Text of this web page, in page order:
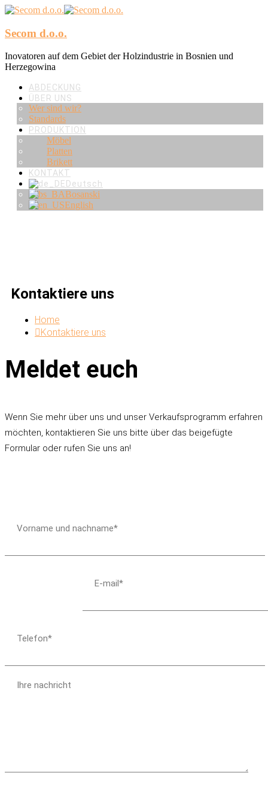
Secom d.o.o.
Inovatoren auf dem Gebiet der Holzindustrie in Bosnien und
Herzegowina
ABDECKUNG
ÜBER UNS
Wer sind wir?
Standards
PRODUKTION
Möbel
Platten
Brikett
KONTAKT
Deutsch
Bosanski
English
Kontaktiere uns
Home
Kontaktiere uns
Meldet euch
Wenn Sie mehr über uns und unser Verkaufsprogramm erfahren
möchten, kontaktieren Sie uns bitte über das beigefügte
Formular oder rufen Sie uns an!